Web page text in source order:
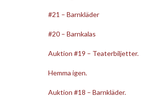
#21 – Barnkläder
#20 – Barnkalas
Auktion #19 – Teaterbiljetter.
Hemma igen.
Auktion #18 – Barnkläder.